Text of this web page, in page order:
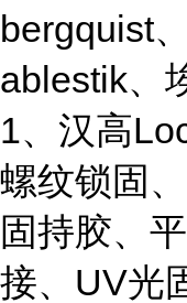
bergquist
ablestik、
1、汉高
螺纹锁固
固持胶、
接、UV光